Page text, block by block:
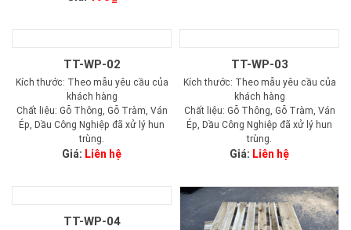
TT-WP-02
Kích thước: Theo mẫu yêu cầu của
khách hàng
Chất liệu: Gỗ Thông, Gỗ Tràm, Ván
Ép, Dầu Công Nghiệp đã xử lý hun
trùng.
Giá: Liên hệ
TT-WP-03
Kích thước: Theo mẫu yêu cầu của
khách hàng
Chất liệu: Gỗ Thông, Gỗ Tràm, Ván
Ép, Dầu Công Nghiệp đã xử lý hun
trùng.
Giá: Liên hệ
TT-WP-04